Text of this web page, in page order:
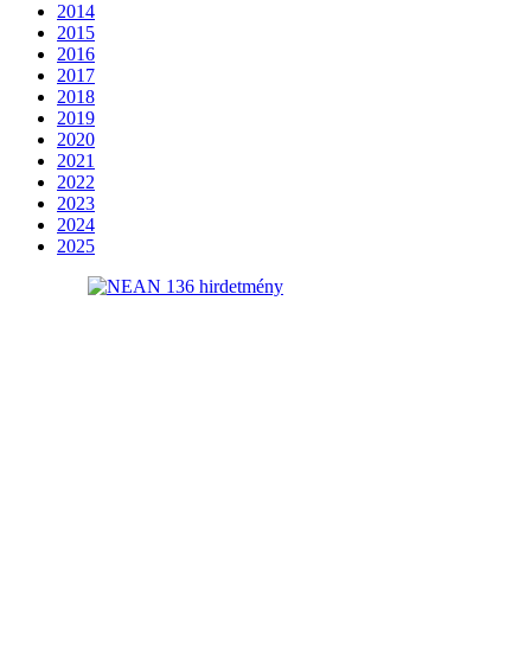
2014
2015
2016
2017
2018
2019
2020
2021
2022
2023
2024
2025